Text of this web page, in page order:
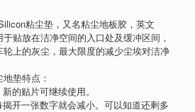
粘尘垫，又名粘尘地板胶，英文
贴放在洁净空间的入口处及缓冲区间，
上的灰尘，最大限度的减少尘埃对洁净
垫特点：
的贴片可继续使用。
开一张数字就会减小。可以知道还剩多